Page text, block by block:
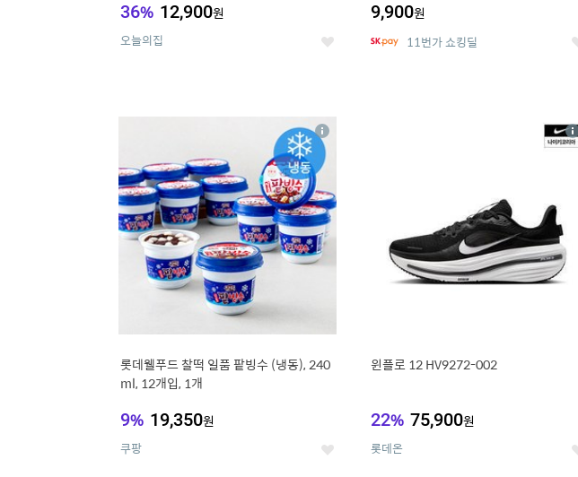
36% 12,900원
오늘의집 좋
9,900원
11번가 쇼킹딜
롯데웰푸드 찰떡 일품 팥빙수 (냉동), 240
ml, 12개입, 1개
9% 19,350원
쿠팡 좋
상
세
윈플로 12 HV9272-002
22% 75,900원
롯데온